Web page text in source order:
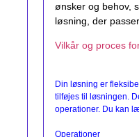
ønsker og behov,
løsning, der
Vilkår og proces
Din løsning er
tilføjes til løsningen.
operationer. Du kan
Operationer